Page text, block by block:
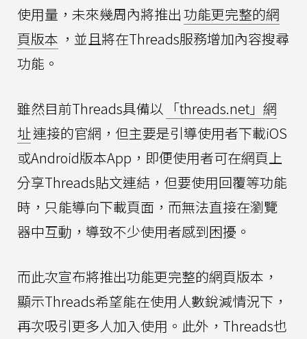
使用量，未來幾周內將推出功能更完整的網
頁版本 ，並且將在Threads服務增加內容搜尋
功能。
雖然目前Threads具備以 「threads.net」網
址連接的官網，但主要是引導使用者下載iOS
或Android版本App，即便使用者可在網頁上
分享Threads貼文連結，但要使用回覆等功能
時，只能導向下載頁面，而無法直接在瀏覽
器中互動，導致不少使用者感到困擾。
而此次宣布將推出功能更完整的網頁版本，
顯示Threads希望能在使用人數銳減情況下，
再次吸引更多人加入使用。此外，Threads也